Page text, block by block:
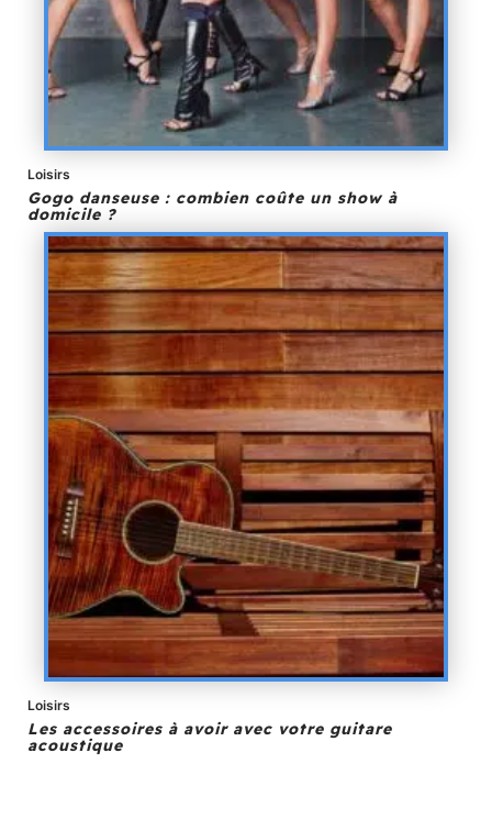
Loisirs
Gogo danseuse : combien coûte un show à
domicile ?
Loisirs
Les accessoires à avoir avec votre guitare
acoustique